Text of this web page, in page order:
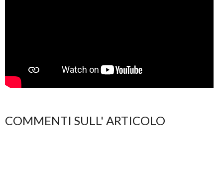
COMMENTI SULL' ARTICOLO